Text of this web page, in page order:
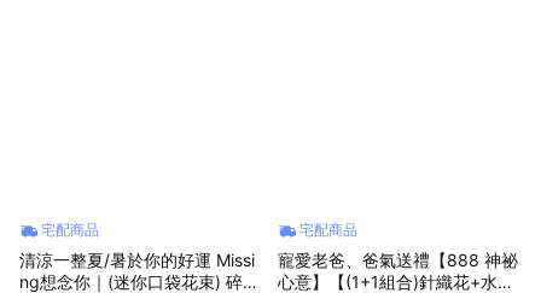
宅配商品
清涼一整夏/暑於你的好運 Missi
ng想念你｜(迷你口袋花束) 碎冰
宅配商品
寵愛老爸、爸氣送禮【888 神祕
心意】【(1+1組合)針織花+水晶